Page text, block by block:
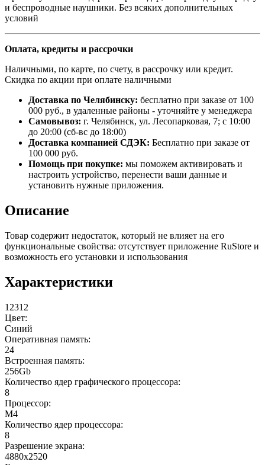
и беспроводные наушники. Без всяких дополнительных
условий
Оплата, кредиты и рассрочки
Наличными, по карте, по счету, в рассрочку или кредит.
Скидка по акции при оплате наличными
Доставка по Челябинску: бесплатно при заказе от 100
000 руб., в удаленные районы - уточняйте у менеджера
Самовывоз: г. Челябинск, ул. Лесопарковая, 7; с 10:00
до 20:00 (сб-вс до 18:00)
Доставка компанией СДЭК: Бесплатно при заказе от
100 000 руб.
Помощь при покупке: мы поможем активировать и
настроить устройство, перенести ваши данные и
установить нужные приложения.
Описание
Товар содержит недостаток, который не влияет на его
функциональные свойства: отсутствует приложение RuStore и
возможность его установки и использования
Характеристики
12312
Цвет:
Синий
Оперативная память:
24
Встроенная память:
256Gb
Количество ядер графического процессора:
8
Процессор:
M4
Количество ядер процессора:
8
Разрешение экрана:
4880x2520